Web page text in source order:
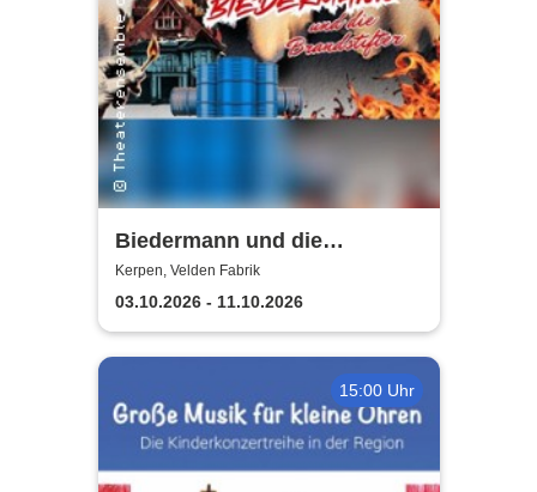
Biedermann und die
Brandstifter -
Theaterensemble dell' arte
e.V.
Kerpen, Velden Fabrik
03.10.2026 - 11.10.2026
15:00 Uhr